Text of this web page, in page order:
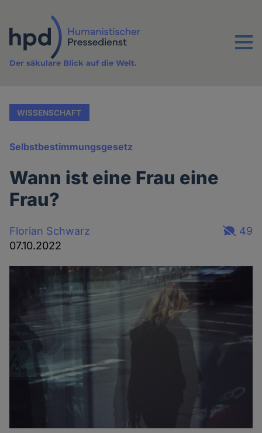
Inhalt
Menu
Der säkulare Blick auf die Welt.
WISSENSCHAFT
Selbstbestimmungsgesetz
Wann ist eine Frau eine
Frau?
Florian Schwarz
07.10.2022
49